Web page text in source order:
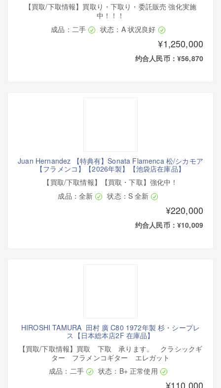
【買取/下取情報】買取り・下取り・委託販売 強化実施
中！！！
成品：二手
状态：A 状况良好
¥1,250,000
约合人民币：¥56,870
Juan Hernandez 【特典有】Sonata Flamenca 松/シカモア
【フラメンコ】【2026年製】【池袋店在庫品】
【買取/下取情報】【買取・下取】強化中！
成品：全新
状态：S 全新
¥220,000
约合人民币：¥10,009
HIROSHI TAMURA 田村 廣 C80 1972年製 杉・シープレ
ス【日本総本店2F 在庫品】
【買取/下取情報】買取 下取 承ります。 クラシックギ
ター フラメンコギター エレガット
成品：二手
状态：B+ 正常使用
¥110,000